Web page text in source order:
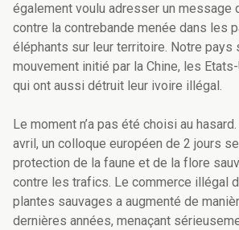
également voulu adresser un message
contre la contrebande menée dans les
éléphants sur leur territoire. Notre pays
mouvement initié par la Chine, les
qui ont aussi détruit leur ivoire illégal.
Le moment n’a pas été choisi au
avril, un colloque européen de 2 jours
protection de la faune et de la flore
contre les trafics. Le commerce illégal
plantes sauvages a augmenté de
dernières années, menaçant